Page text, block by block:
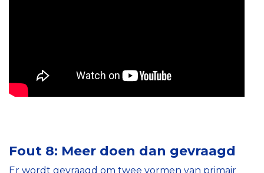
Fout 8: Meer doen dan gevraagd
Er wordt gevraagd om twee vormen van primair